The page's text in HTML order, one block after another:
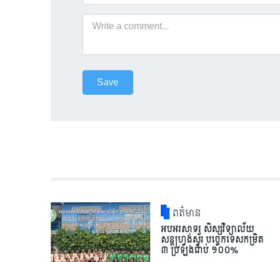
ពត៌មាន
អបអរសាទរ សិស្សវិទ្យាល័យ
សន្តហ្វ្រង់ស្វ័រ បច្ចេកទេសកម្រិត
៣ ប្រឡងជាប់ ១០០%